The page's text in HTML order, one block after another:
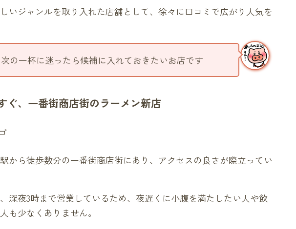
いジャンルを取り入れた店舗として、徐々に口コミで広がり人気を
の一杯に迷ったら候補に入れておきたいお店です
ぐ、一番街商店街のラーメン新店
から徒歩数分の一番街商店街にあり、アクセスの良さが際立ってい
深夜3時まで営業しているため、夜遅くに小腹を満たしたい人や飲
も少なくありません。